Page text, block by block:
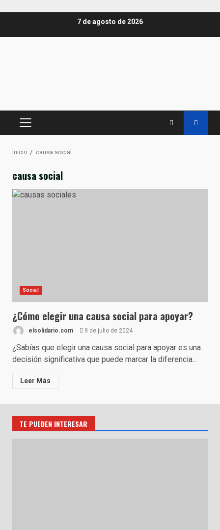
7 de agosto de 2026
MENÚ
Inicio causa social
causa social
Social
¿Cómo elegir una causa social para apoyar?
elsolidario.com 9 de julio de 2024
¿Sabías que elegir una causa social para apoyar es una
decisión significativa que puede marcar la diferencia...
Leer Más
TE PUEDEN INTERESAR